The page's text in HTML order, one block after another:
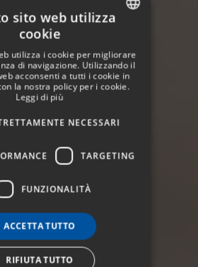
ENGLISH
GERMAN
sito web utilizza
cookie
utilizza i cookie per migliorare
di navigazione. Utilizzando il
acconsenti a tutti i cookie in
la nostra policy per i cookie.
Leggi di più
NECESSARI
TARGETING
FUNZIONALITÀ
ACCETTA TUTTO
RIFIUTA TUTTO